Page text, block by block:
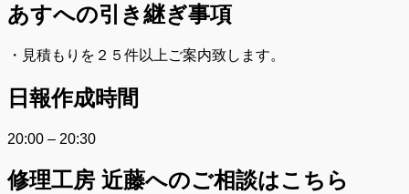
あすへの引き継ぎ事項
・見積もりを２５件以上ご案内致します。
日報作成時間
20:00 – 20:30
修理工房 近藤へのご相談はこちら